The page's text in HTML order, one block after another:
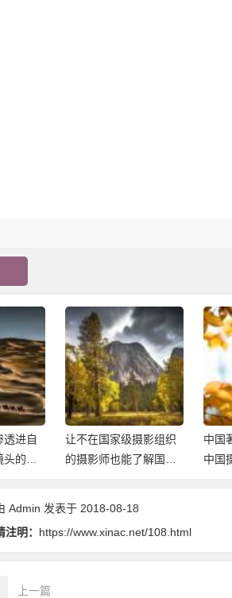
透进自
的凝
让不在国家级摄影组织
的摄影师也能了解国际
中国
中国
Admin 发表于 2018-08-18
明： https://www.xinac.net/108.html
上一篇